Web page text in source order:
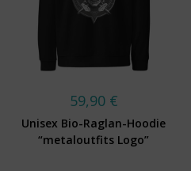
59,90 €
Unisex Bio-Raglan-Hoodie
“metaloutfits Logo”